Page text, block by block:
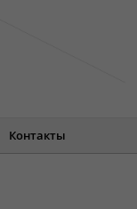
Контакты